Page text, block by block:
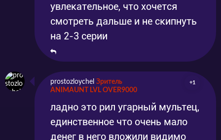
увлекательное, что хочется
смотреть дальше и не скипнуть
на 2-3 серии
prostozloychel Зритель
ANIMAUNT LVL OVER9000
+1
ладно это рил угарный мультец,
единственное что очень мало
денег в него вложили видимо